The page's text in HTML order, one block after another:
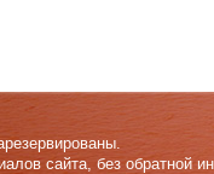
сайта, без обратной